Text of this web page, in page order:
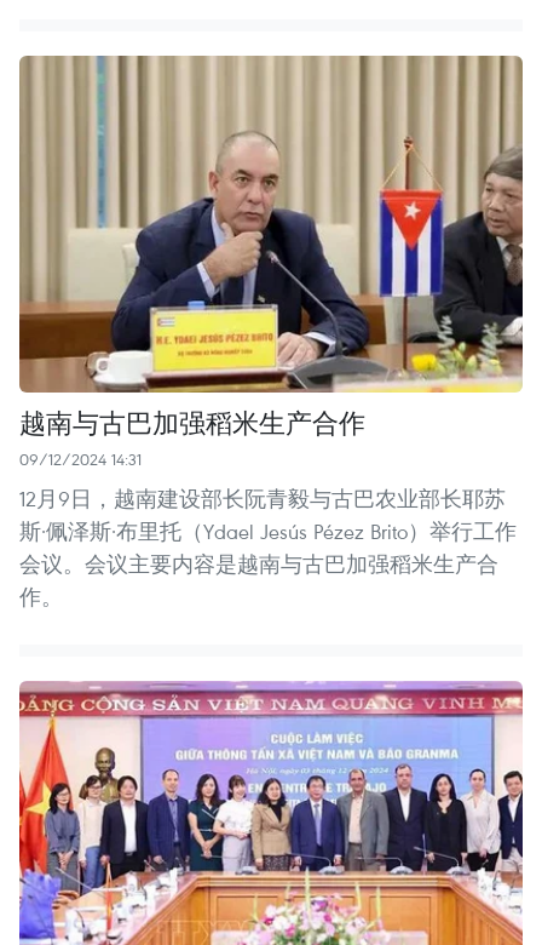
越南与古巴加强稻米生产合作
09/12/2024 14:31
12月9日，越南建设部长阮青毅与古巴农业部长耶苏
斯·佩泽斯·布里托（Ydael Jesús Pézez Brito）举行工作
会议。会议主要内容是越南与古巴加强稻米生产合
作。